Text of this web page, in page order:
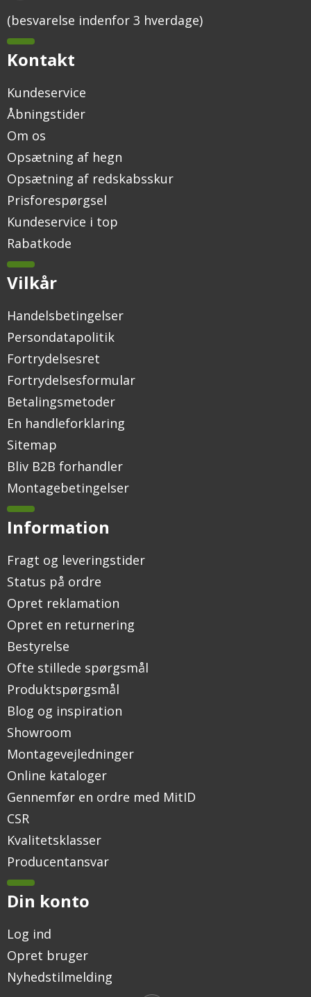
(besvarelse indenfor 3 hverdage)
Kontakt
Kundeservice
Åbningstider
Om os
Opsætning af hegn
Opsætning af redskabsskur
Prisforespørgsel
Kundeservice i top
Rabatkode
Vilkår
Handelsbetingelser
Persondatapolitik
Fortrydelsesret
Fortrydelsesformular
Betalingsmetoder
En handleforklaring
Sitemap
Bliv B2B forhandler
Montagebetingelser
Information
Fragt og leveringstider
Status på ordre
Opret reklamation
Opret en returnering
Bestyrelse
Ofte stillede spørgsmål
Produktspørgsmål
Blog og inspiration
Showroom
Montagevejledninger
Online kataloger
Gennemfør en ordre med MitID
CSR
Kvalitetsklasser
Producentansvar
Din konto
Log ind
Opret bruger
Nyhedstilmelding